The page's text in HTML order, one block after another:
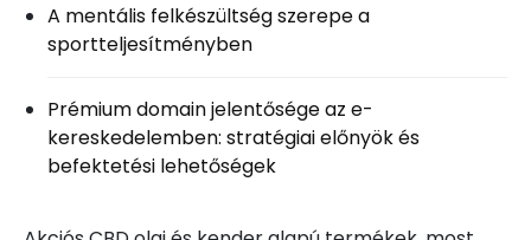
A mentális felkészültség szerepe a
sportteljesítményben
Prémium domain jelentősége az e-
kereskedelemben: stratégiai előnyök és
befektetési lehetőségek